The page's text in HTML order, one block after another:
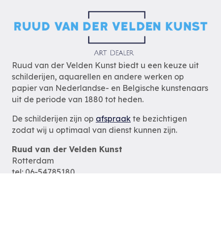
Ruud van der Velden Kunst biedt u een keuze uit
schilderijen, aquarellen en andere werken op
papier van Nederlandse- en Belgische kunstenaars
uit de periode van 1880 tot heden.
De schilderijen zijn op afspraak te bezichtigen
zodat wij u optimaal van dienst kunnen zijn.
Ruud van der Velden Kunst
Rotterdam
tel: 06-54785180